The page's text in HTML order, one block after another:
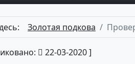
Золотая подкова
22-03-2020 ]